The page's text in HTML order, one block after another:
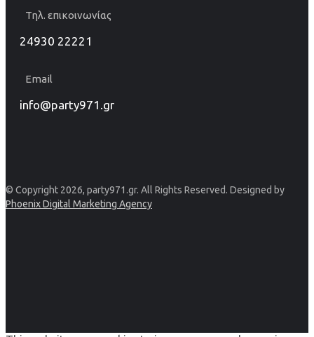
Τηλ. επικοινωνίας
24930 22221
Email
info@party971.gr
© Copyright 2026, party971.gr. All Rights Reserved. Designed by
Phoenix Digital Marketing Agency